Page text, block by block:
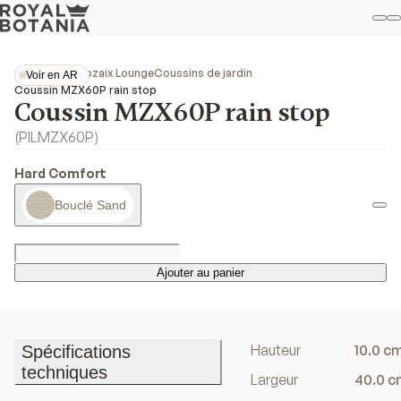
Voir en AR
Voir en AR
CollectionsMozaix LoungeCoussins de jardin
Coussin MZX60P rain stop
Coussin MZX60P rain stop
(PILMZX60P)
Hard Comfort
Bouclé Sand
Ajouter au panier
Ajouter au panier
Spécifications
techniques
Hauteur
10.0
Largeur
40.0